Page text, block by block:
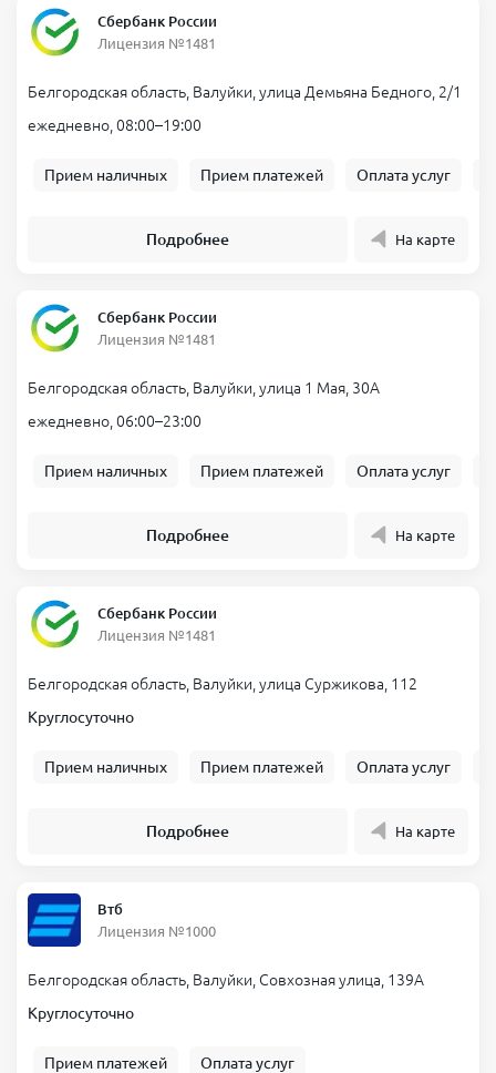
Сбербанк России
Лицензия №1481
Белгородская область, Валуйки, улица Демьяна Бедного, 2/1
ежедневно, 08:00–19:00
Прием наличных Прием платежей Оплата услуг
Подробнее На карте
Сбербанк России
Лицензия №1481
Белгородская область, Валуйки, улица 1 Мая, 30А
ежедневно, 06:00–23:00
Прием наличных Прием платежей Оплата услуг
Подробнее На карте
Сбербанк России
Лицензия №1481
Белгородская область, Валуйки, улица Суржикова, 112
Круглосуточно
Прием наличных Прием платежей Оплата услуг
Подробнее На карте
Втб
Лицензия №1000
Белгородская область, Валуйки, Совхозная улица, 139А
Круглосуточно
Прием платежей Оплата услуг